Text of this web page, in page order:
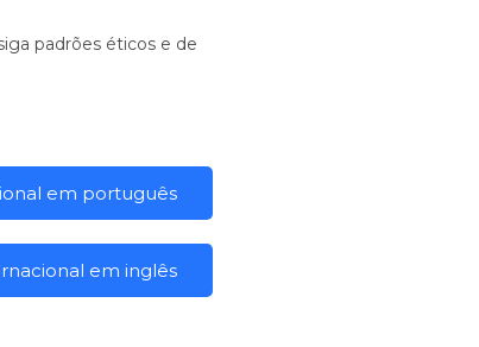
padrões éticos e de
em português
em inglês